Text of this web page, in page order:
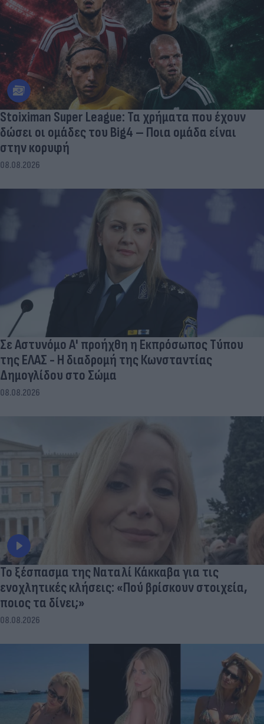
Stoiximan Super League: Τα χρήματα που έχουν
δώσει οι ομάδες του Big4 – Ποια ομάδα είναι
στην κορυφή
08.08.2026
Σε Αστυνόμο Α' προήχθη η Εκπρόσωπος Τύπου
της ΕΛΑΣ - Η διαδρομή της Κωνσταντίας
Δημογλίδου στο Σώμα
08.08.2026
Το ξέσπασμα της Ναταλί Κάκκαβα για τις
ενοχλητικές κλήσεις: «Πού βρίσκουν στοιχεία,
ποιος τα δίνει;»
08.08.2026